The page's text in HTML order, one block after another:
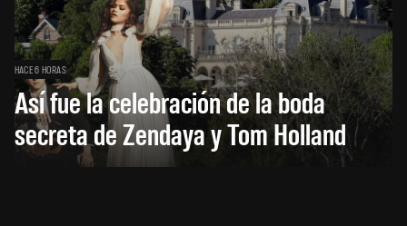
HACE 6 HORAS
Así fue la celebración de la boda
secreta de Zendaya y Tom Holland